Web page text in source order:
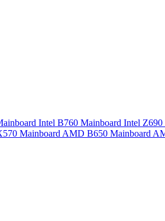
Intel B760 Mainboard Intel Z690
Mainboard AMD B650 Mainboard